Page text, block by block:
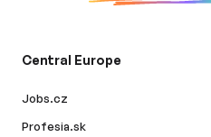
Central Europe
Jobs.cz
Profesia.sk